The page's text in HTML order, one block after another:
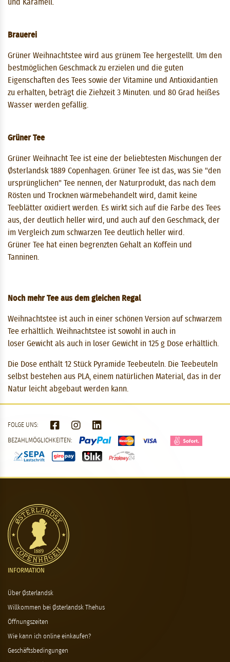
und Karamell.
Brauerei
Grüner Weihnachtstee wird aus grünem Tee hergestellt. Um den
bestmöglichen Geschmack zu erzielen und die guten
Eigenschaften des Tees sowie der Vitamine und Antioxidantien
zu erhalten, beträgt die Ziehzeit 3 ​​Minuten. und 80 Grad heißes
Wasser werden gefällig.
Grüner Tee
Grüner Weihnacht Tee ist eine der beliebtesten Mischungen der
Østerlandsk 1889 Copenhagen. Grüner Tee ist das, was Sie "den
ursprünglichen" Tee nennen, der Naturprodukt, das nach dem
Rösten und Trocknen wärmebehandelt wird, damit keine
Teeblätter oxidiert werden. Es wirkt sich auf die Farbe des Tees
aus, der deutlich heller wird, und auch auf den Geschmack, der
im Vergleich zum schwarzen Tee deutlich heller wird.
Grüner Tee hat einen begrenzten Gehalt an Koffein und
Tanninen.
Noch mehr Tee aus dem gleichen Regal
Weihnachtstee ist auch in einer schönen Version auf schwarzem
Tee erhältlich. Weihnachtstee ist sowohl in auch in
loser Gewicht als auch in loser Gewicht in 125 g Dose erhältlich.
Die Dose enthält 12 Stück Pyramide Teebeuteln. Die Teebeuteln
selbst bestehen aus PLA, einem natürlichen Material, das in der
Natur leicht abgebaut werden kann.
FOLGE UNS:
BEZAHLMÖGLICHKEITEN:
INFORMATION
Über Østerlandsk
Willkommen bei Østerlandsk Thehus
Öffnungszeiten
Wie kann ich online einkaufen?
Geschäftsbedingungen